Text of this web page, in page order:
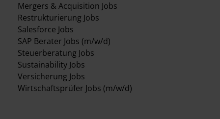
Mergers & Acquisition Jobs
Restrukturierung Jobs
Salesforce Jobs
SAP Berater Jobs (m/w/d)
Steuerberatung Jobs
Sustainability Jobs
Versicherung Jobs
Wirtschaftsprüfer Jobs (m/w/d)